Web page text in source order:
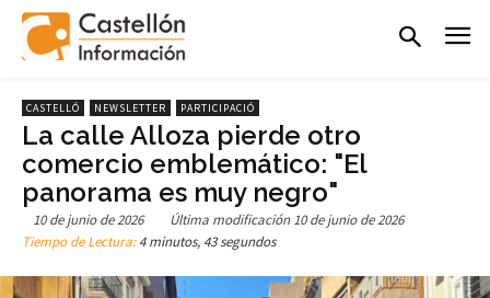
CASTELLÓ NEWSLETTER PARTICIPACIÓ
La calle Alloza pierde otro
comercio emblemático: "El
panorama es muy negro"
10 de junio de 2026 Última modificación 10 de junio de 2026
Tiempo de Lectura:4 minutos, 43 segundos